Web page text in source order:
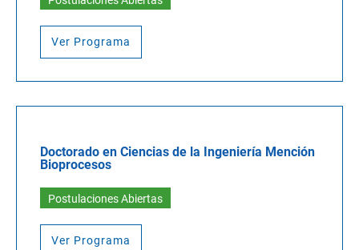
Ver Programa
Doctorado en Ciencias de la Ingeniería Mención
Bioprocesos
Postulaciones Abiertas
Ver Programa